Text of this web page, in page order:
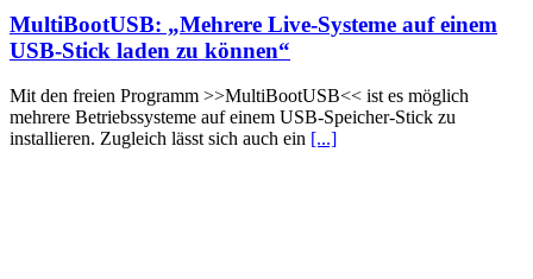
MultiBootUSB: „Mehrere Live-Systeme auf einem
USB-Stick laden zu können“
Mit den freien Programm >>MultiBootUSB<< ist es möglich
mehrere Betriebssysteme auf einem USB-Speicher-Stick zu
installieren. Zugleich lässt sich auch ein [...]